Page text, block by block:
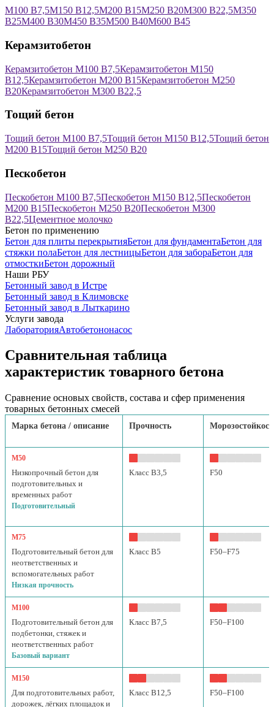
М100 В7,5М150 В12,5М200 В15М250 В20М300 В22,5М350
В25М400 В30М450 В35М500 В40М600 В45
Керамзитобетон
Керамзитобетон М100 В7,5Керамзитобетон М150
В12,5Керамзитобетон М200 В15Керамзитобетон М250
В20Керамзитобетон М300 В22,5
Тощий бетон
Тощий бетон М100 В7,5Тощий бетон М150 В12,5Тощий бетон
М200 В15Тощий бетон М250 В20
Пескобетон
Пескобетон М100 В7,5Пескобетон М150 В12,5Пескобетон
М200 В15Пескобетон М250 В20Пескобетон М300
В22,5Цементное молочко
Бетон по применению
Бетон для плиты перекрытияБетон для фундаментаБетон для
стяжки полаБетон для лестницыБетон для забораБетон для
отмосткиБетон дорожный
Наши РБУ
Бетонный завод в Истре
Бетонный завод в Климовске
Бетонный завод в Лыткарино
Услуги завода
ЛабораторияАвтобетононасос
Сравнительная таблица
характеристик товарного бетона
Сравнение основых свойств, состава и сфер применения
товарных бетонных смесей
Марка бетона / описание Прочность
М50
Низкопрочный бетон для
подготовительных и
временных работ
Подготовительный
Класс B3,5 F50
М75
Подготовительный бетон для
неответственных и
вспомогательных работ
Низкая прочность
Класс B5 F50–F75
М100
Подготовительный бетон для
подбетонки, стяжек и
неответственных работ
Базовый вариант
Класс B7,5 F50–F100
М150
Для подготовительных работ,
дорожек, лёгких площадок и
Класс B12,5 F50–F100